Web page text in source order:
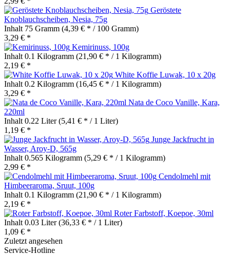
Geröstete
Knoblauchscheiben, Nesia, 75g
Inhalt 75 Gramm (4,39 € * / 100 Gramm)
3,29 € *
Kemirinuss, 100g
Inhalt 0.1 Kilogramm (21,90 € * / 1 Kilogramm)
2,19 € *
White Koffie Luwak, 10 x 20g
Inhalt 0.2 Kilogramm (16,45 € * / 1 Kilogramm)
3,29 € *
Nata de Coco Vanille, Kara,
220ml
Inhalt 0.22 Liter(5,41 € * / 1 Liter)
1,19 € *
Junge Jackfrucht in
Wasser, Aroy-D, 565g
Inhalt 0.565 Kilogramm (5,29 € * / 1 Kilogramm)
2,99 € *
Cendolmehl mit
Himbeeraroma, Sruut, 100g
Inhalt 0.1 Kilogramm (21,90 € * / 1 Kilogramm)
2,19 € *
Roter Farbstoff, Koepoe, 30ml
Inhalt 0.03 Liter(36,33 € * / 1 Liter)
1,09 € *
Zuletzt angesehen
Service-Hotline